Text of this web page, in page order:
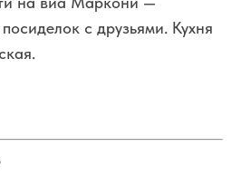
с друзьями. Кухня